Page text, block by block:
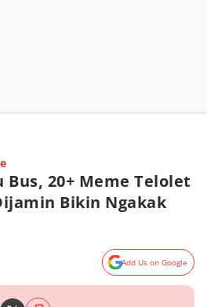
Bus, 20+ Meme Telolet
Bikin Ngakak
Add Us on Google